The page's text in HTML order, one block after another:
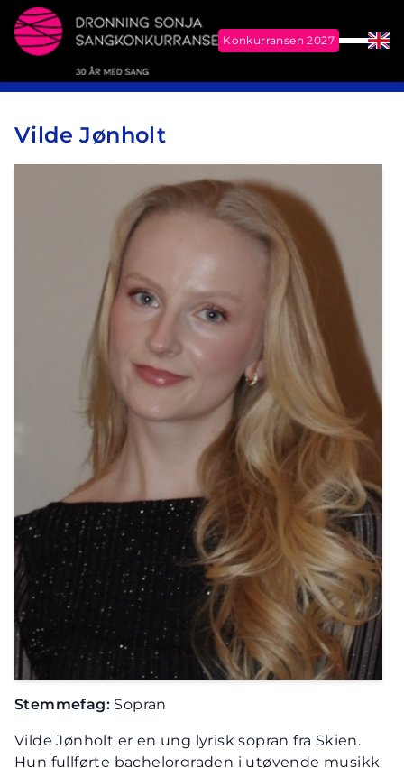
Dronning Sonja Sangkonkurranse
Konkurransen 2027
Meny
Vilde Jønholt
Stemmefag: Sopran
Vilde Jønholt er en ung lyrisk sopran fra Skien.
Hun fullførte bachelorgraden i utøvende musikk